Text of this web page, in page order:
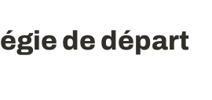
de départ